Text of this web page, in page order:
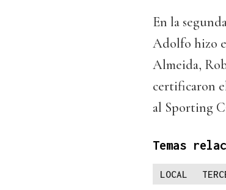
En la
Adolfo hizo
Almeida,
certificaron
al Sporting
Temas
LOCAL